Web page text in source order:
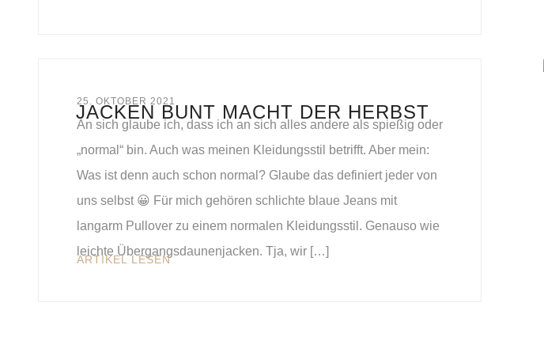
25. OKTOBER 2021
JACKEN BUNT MACHT DER HERBST
An sich glaube ich, dass ich an sich alles andere als spießig oder
„normal“ bin. Auch was meinen Kleidungsstil betrifft. Aber mein:
Was ist denn auch schon normal? Glaube das definiert jeder von
uns selbst 😀 Für mich gehören schlichte blaue Jeans mit
langarm Pullover zu einem normalen Kleidungsstil. Genauso wie
leichte Übergangsdaunenjacken. Tja, wir […]
ARTIKEL LESEN